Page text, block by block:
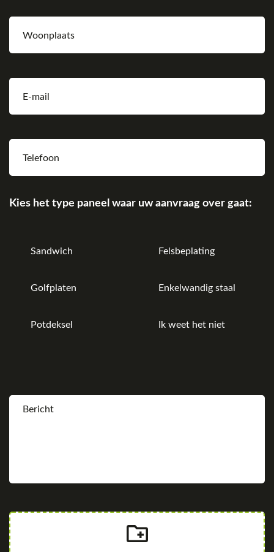
Kies het type paneel waar uw aanvraag over gaat:
Sandwich Felsbeplating
Golfplaten Enkelwandig staal
Potdeksel Ik weet het niet